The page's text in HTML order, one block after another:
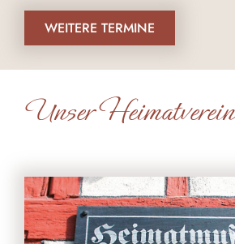
WEITERE TERMINE
Unser Heimatverein